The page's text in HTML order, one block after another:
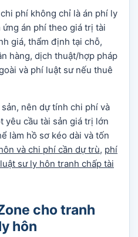
phí không chỉ là án phí ly
án phí theo giá trị tài
giá, thẩm định tại chỗ,
hàng, dịch thuật/hợp pháp
và phí luật sư nếu thuê
nên dự tính chi phí và
yêu cầu tài sản giá trị lớn
làm hồ sơ kéo dài và tốn
và chi phí cần dự trù, phí
sư ly hôn tranh chấp tài
cho tranh
hôn